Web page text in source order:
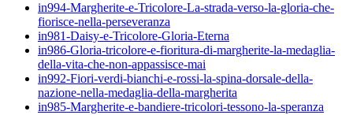
in994-Margherite-e-Tricolore-La-strada-verso-la-gloria-che-
fiorisce-nella-perseveranza
in981-Daisy-e-Tricolore-Gloria-Eterna
in986-Gloria-tricolore-e-fioritura-di-margherite-la-medaglia-
della-vita-che-non-appassisce-mai
in992-Fiori-verdi-bianchi-e-rossi-la-spina-dorsale-della-
nazione-nella-medaglia-della-margherita
in985-Margherite-e-bandiere-tricolori-tessono-la-speranza